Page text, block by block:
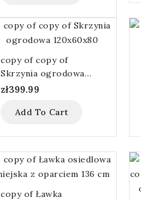
copy of copy of
Skrzynia ogrodowa
120x60x80
zł399.99
Add To Cart
copy of Ławka